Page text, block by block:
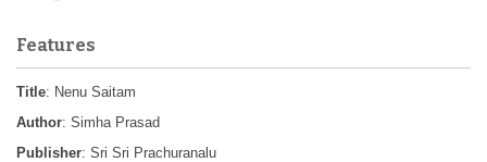
Features
Title: Nenu Saitam
Author: Simha Prasad
Publisher: Sri Sri Prachuranalu